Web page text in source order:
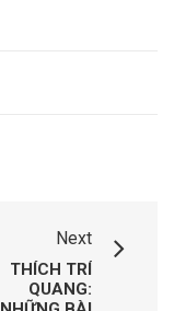
Next
THÍCH TRÍ
QUANG: